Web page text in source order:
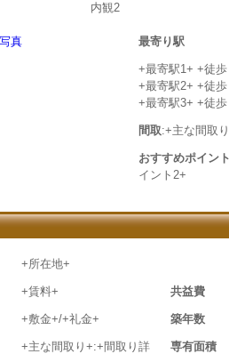
内観2
最寄り駅
+最寄駅1+ +徒
+最寄駅2+ +徒
+最寄駅3+ +徒
間取:+主な間取
おすすめポイン
イント2+
+所在地+
+賃料+ 共益費
+敷金+/+礼金+ 築年数
+主な間取り+:+間取り詳
専有面積